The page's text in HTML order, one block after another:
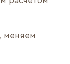
меняем